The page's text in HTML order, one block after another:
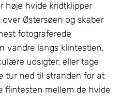
høje hvide kridtklipper
Østersøen og skaber
fotograferede
vandre langs klintestien,
udsigter, eller tage
tur ned til stranden for at
flintesten mellem de hvide